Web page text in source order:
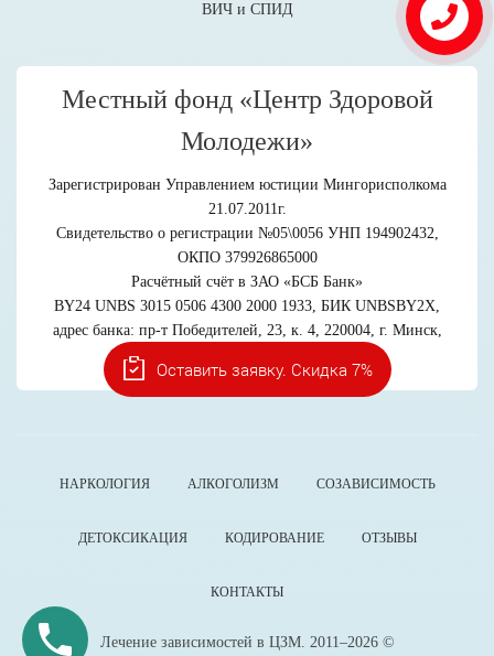
ВИЧ и СПИД
Местный фонд «Центр Здоровой
Молодежи»
Зарегистрирован Управлением юстиции Мингорисполкома
21.07.2011г.
Свидетельство о регистрации №05\0056 УНП 194902432,
ОКПО 379926865000
Расчётный счёт в ЗАО «БСБ Банк»
BY24 UNBS 3015 0506 4300 2000 1933, БИК UNBSBY2X,
адрес банка: пр-т Победителей, 23, к. 4, 220004, г. Минск,
НАРКОЛОГИЯ АЛКОГОЛИЗМ СОЗАВИСИМОСТЬ
ДЕТОКСИКАЦИЯ КОДИРОВАНИЕ ОТЗЫВЫ
КОНТАКТЫ
Лечение зависимостей в ЦЗМ. 2011–2026 ©
Оставить заявку. Скидка 7%